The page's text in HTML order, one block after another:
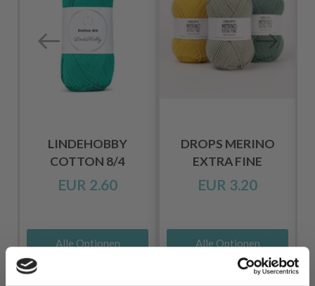
LINDEHOBBY
COTTON 8/4
EUR 2.60
Alle Optionen
DROPS MERINO
EXTRA FINE
EUR 3.20
Alle Optionen
ansehen